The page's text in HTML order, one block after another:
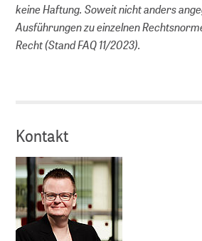
keine Haftung. Soweit nicht anders
Ausführungen zu einzelnen
Recht (Stand FAQ 11/2023).
Kontakt